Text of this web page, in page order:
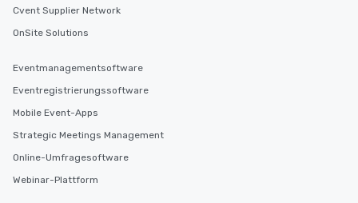
Cvent Supplier Network
OnSite Solutions
Eventmanagementsoftware
Eventregistrierungssoftware
Mobile Event-Apps
Strategic Meetings Management
Online-Umfragesoftware
Webinar-Plattform